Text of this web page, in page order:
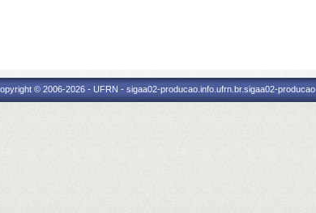
© 2006-2026 - UFRN - sigaa02-producao.info.ufrn.br.sigaa02-producao